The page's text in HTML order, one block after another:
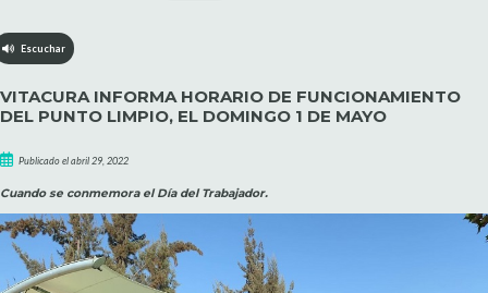
Escuchar
VITACURA INFORMA HORARIO DE FUNCIONAMIENTO
DEL PUNTO LIMPIO, EL DOMINGO 1 DE MAYO
Publicado el abril 29, 2022
Cuando se conmemora el Día del Trabajador.